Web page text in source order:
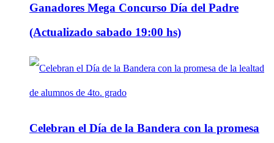
Ganadores Mega Concurso Día del Padre
(Actualizado sabado 19:00 hs)
Celebran el Día de la Bandera con la promesa